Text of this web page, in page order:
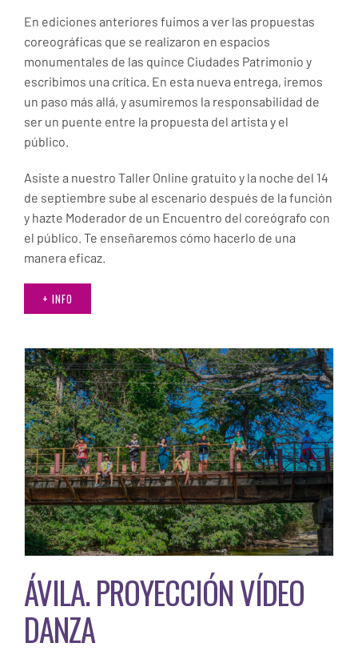
En ediciones anteriores fuimos a ver las propuestas
coreográficas que se realizaron en espacios
monumentales de las quince Ciudades Patrimonio y
escribimos una crítica. En esta nueva entrega, iremos
un paso más allá, y asumiremos la responsabilidad de
ser un puente entre la propuesta del artista y el
público.
Asiste a nuestro Taller Online gratuito y la noche del 14
de septiembre sube al escenario después de la función
y hazte Moderador de un Encuentro del coreógrafo con
el público. Te enseñaremos cómo hacerlo de una
manera eficaz.
+ INFO
ÁVILA. PROYECCIÓN VÍDEO
DANZA